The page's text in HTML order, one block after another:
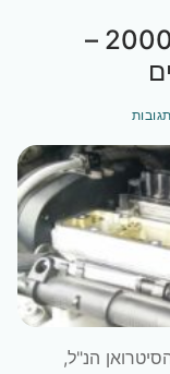
סיטרואן c4 דור ראשון מנוע 2000 –
הנ"ל,